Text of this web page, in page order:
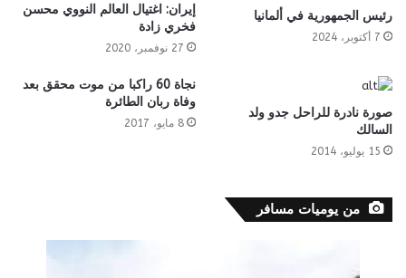
رئيس الجمهورية في ألمانيا
7 أكتوبر، 2024
إيران: اغتيال العالم النووي محسن
فخري زادة
27 نوفمبر، 2020
صورة نادرة للراحل جدو ولد
السالك
15 يوليو، 2014
نجاة 60 راكبا من موت محقق بعد
وفاة ربان الطائرة
8 مايو، 2017
من يوميات مسافر